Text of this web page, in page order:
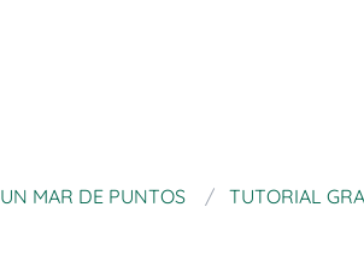
UN MAR DE PUNTOS TUTORIAL